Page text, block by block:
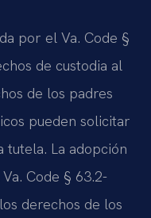
por el Va. Code §
de custodia al
de los padres
pueden solicitar
La adopción
Code § 63.2-
derechos de los